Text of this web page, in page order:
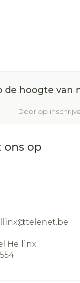
de hoogte van
Door op
op
telenet.be
Hellinx